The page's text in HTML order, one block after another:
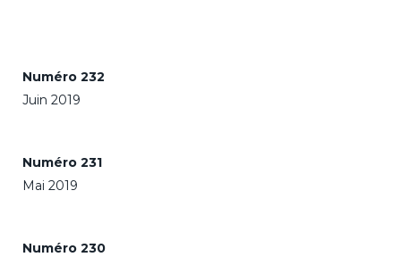
Numéro 232
Juin 2019
Numéro 231
Mai 2019
Numéro 230